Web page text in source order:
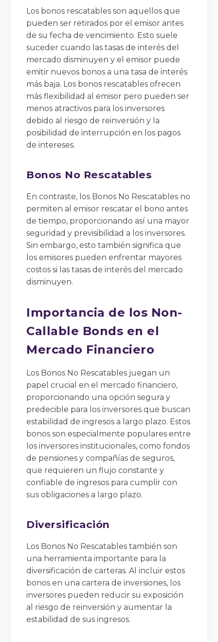
Los bonos rescatables son aquellos que
pueden ser retirados por el emisor antes
de su fecha de vencimiento. Esto suele
suceder cuando las tasas de interés del
mercado disminuyen y el emisor puede
emitir nuevos bonos a una tasa de interés
más baja. Los bonos rescatables ofrecen
más flexibilidad al emisor pero pueden ser
menos atractivos para los inversores
debido al riesgo de reinversión y la
posibilidad de interrupción en los pagos
de intereses.
Bonos No Rescatables
En contraste, los Bonos No Rescatables no
permiten al emisor rescatar el bono antes
de tiempo, proporcionando así una mayor
seguridad y previsibilidad a los inversores.
Sin embargo, esto también significa que
los emisores pueden enfrentar mayores
costos si las tasas de interés del mercado
disminuyen.
Importancia de los Non-
Callable Bonds en el
Mercado Financiero
Los Bonos No Rescatables juegan un
papel crucial en el mercado financiero,
proporcionando una opción segura y
predecible para los inversores que buscan
estabilidad de ingresos a largo plazo. Estos
bonos son especialmente populares entre
los inversores institucionales, como fondos
de pensiones y compañías de seguros,
que requieren un flujo constante y
confiable de ingresos para cumplir con
sus obligaciones a largo plazo.
Diversificación
Los Bonos No Rescatables también son
una herramienta importante para la
diversificación de carteras. Al incluir estos
bonos en una cartera de inversiones, los
inversores pueden reducir su exposición
al riesgo de reinversión y aumentar la
estabilidad de sus ingresos.